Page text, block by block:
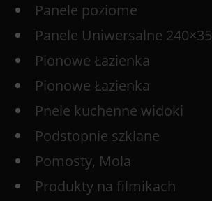
Panele poziome
Panele Uniwersalne 240×35
Pionowe Łazienka
Pionowe Łazienka
Pnele kuchenne widoki
Podstopnie szklane
Pomosty, Mola
Produkty na filmikach